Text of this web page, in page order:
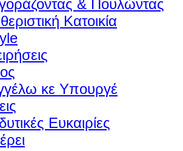
& Πουλώντας
Κατοικία
κε Υπουργέ
Ευκαιρίες